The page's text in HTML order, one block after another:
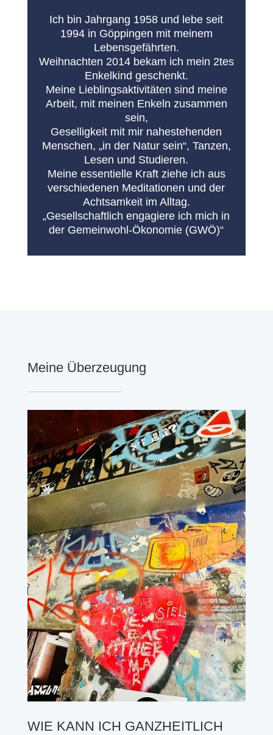
Ich bin Jahrgang 1958 und lebe seit
1994 in Göppingen mit meinem
Lebensgefährten.
Weihnachten 2014 bekam ich mein 2tes
Enkelkind geschenkt.
Meine Lieblingsaktivitäten sind meine
Arbeit, mit meinen Enkeln zusammen
sein,
Geselligkeit mit mir nahestehenden
Menschen, „in der Natur sein“, Tanzen,
Lesen und Studieren.
Meine essentielle Kraft ziehe ich aus
verschiedenen Meditationen und der
Achtsamkeit im Alltag.
„Gesellschaftlich engagiere ich mich in
der Gemeinwohl-Ökonomie (GWÖ)“
Meine Überzeugung
WIE KANN ICH GANZHEITLICH